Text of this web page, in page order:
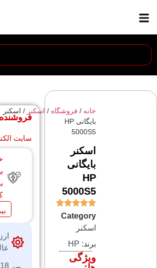
فروشنده
سایت
خانه / فروشگاه / اسکنر / اسکنر
بایگانی HP
5000S5
اسکنر
بایگانی
HP
5000S5
Category
اسکنر
برند: HP
ویژگی